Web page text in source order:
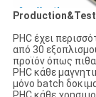
PHC έχει
από 30
προϊόν όπως
PHC κάθε
μόνο batch